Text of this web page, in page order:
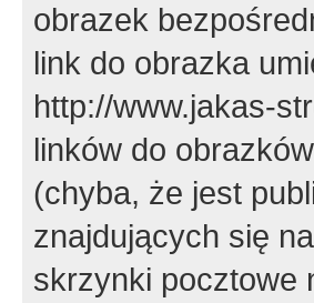
obrazek
link do obrazka
http://www.jakas-
linków do
(chyba, że jest
znajdujących się
skrzynki pocztowe